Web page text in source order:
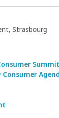
Strasbourg
Summit
Consumer